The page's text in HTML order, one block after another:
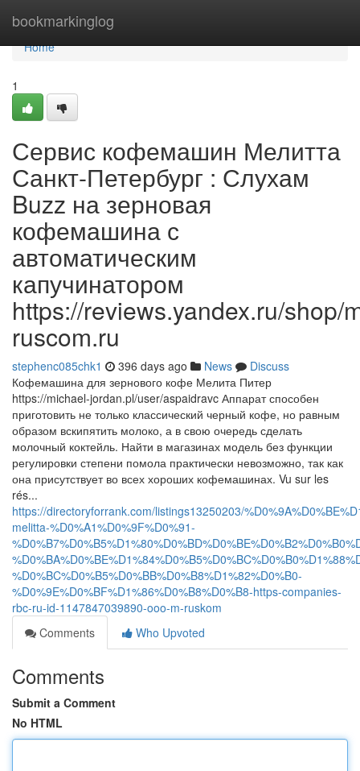
bookmarkinglog
Home
Home
1
Сервис кофемашин Мелитта
Санкт-Петербург : Слухам
Buzz на зерновая
кофемашина с
автоматическим
капучинатором
https://reviews.yandex.ru/shop/
ruscom.ru
stephenc085chk1 396 days ago News
Discuss
Кофемашина для зернового кофе Мелита Питер
https://michael-jordan.pl/user/aspaidravc Аппарат способен
приготовить не только классический черный кофе, но равным
образом вскипятить молоко, а в свою очередь сделать
молочный коктейль. Найти в магазинах модель без функции
регулировки степени помола практически невозможно, так как
она присутствует во всех хороших кофемашинах. Vu sur les
rés...
https://directoryforrank.com/listings13250203/
melitta-%D0%A1%D0%9F%D0%91-
%D0%BC%D0%B5%D0%BB%D0%B8%D1%82%D0%B0-
%D0%9E%D0%BF%D1%86%D0%B8%D0%B8-https-companies-
rbc-ru-id-1147847039890-ooo-m-ruskom
Comments
Who Upvoted
Comments
Submit a Comment
No HTML